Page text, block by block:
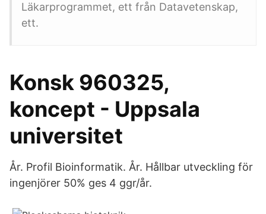
Läkarprogrammet, ett från Datavetenskap,
ett.
Konsk 960325,
koncept - Uppsala
universitet
År. Profil Bioinformatik. År. Hållbar utveckling för
ingenjörer 50% ges 4 ggr/år.